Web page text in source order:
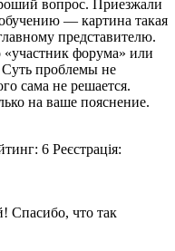
вопрос. Приезжали
— картина такая
представителю.
«участник форума» или
проблемы не
сама не решается.
на ваше пояснение.
6 Реєстрація:
Спасибо, что так